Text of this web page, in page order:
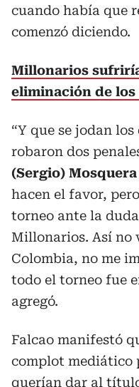
cuando había que
comenzó diciendo.
Millonarios
eliminación de
“Y que se jodan
robaron dos
(Sergio)
hacen el favor,
torneo ante la
Millonarios. Así no
Colombia, no me
todo el torneo fue
agregó.
Falcao manifestó
complot mediático
querían dar al